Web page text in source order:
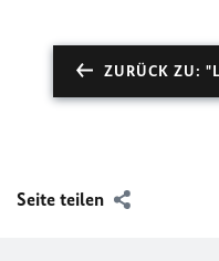
ZURÜCK ZU:
Seite teilen